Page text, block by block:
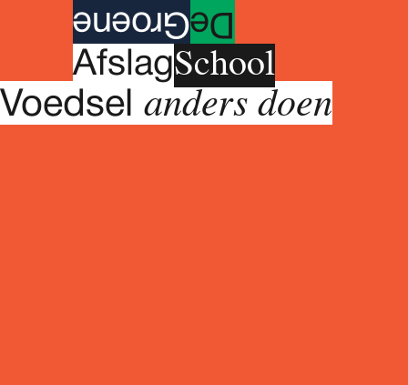
G
roene D
e
AfslagSchool
Voedsel anders doen
Maandag 16 maart 2026